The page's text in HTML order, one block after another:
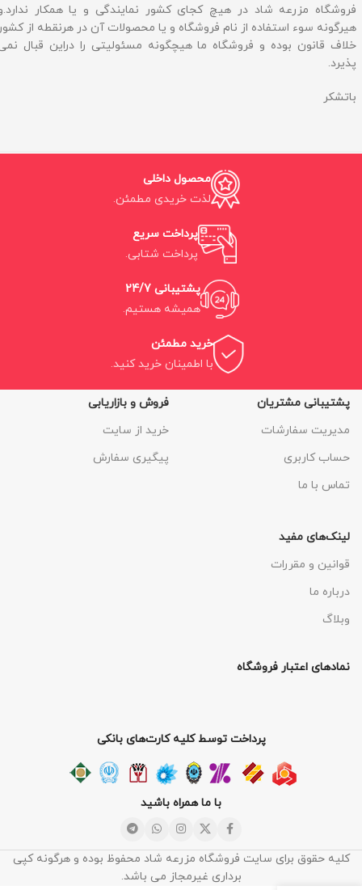
فروشگاه مزرعه شاد در هیچ کجای کشور نمایندگی و یا همکار
هیرگونه سوء استفاده از نام فروشگاه و یا محصولات آن در هرنقطه از
خلاف قانون بوده و فروشگاه ما هیچگونه مسئولیتی را دراین قبال
پذیرد.
باتشکر
محصول داخلی
لذت خریدی مطمئن.
پرداخت سریع
پرداخت شتابی.
پشتیبانی 24/7
همیشه هستیم.
خرید مطمئن
با اطمینان خرید کنید.
پشتیبانی مشتریان
مدیریت سفارشات
حساب کاربری
تماس با ما
فروش و بازاریابی
خرید از سایت
پیگیری سفارش
لینک‌های مفید
قوانین و مقررات
درباره ما
وبلاگ
نمادهای اعتبار فروشگاه
پرداخت توسط کلیه کارت‌های بانکی
با ما همراه باشید
کلیه حقوق برای سایت فروشگاه مزرعه شاد محفوظ بوده و هرگونه کپی
برداری غیرمجاز می باشد.